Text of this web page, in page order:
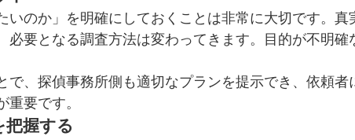
いのか」を明確にしておくことは非常に大切です。
必要となる調査方法は変わってきます。目的が不明
、探偵事務所側も適切なプランを提示でき、依頼
要です。
把握する